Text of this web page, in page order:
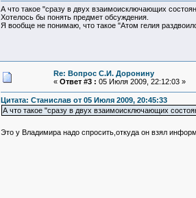
А что такое "сразу в двух взаимоисключающих
Хотелось бы понять предмет обсуждения.
Я вообще не понимаю, что такое "Атом гелия
Re: Вопрос С.И. Доронину
« Ответ #3 : 05 Июля 2009, 22:12:03 »
Цитата: Станислав от 05 Июля 2009, 20:45:33
А что такое "сразу в двух взаимоисключающих
Это у Владимира надо спросить,откуда он взял